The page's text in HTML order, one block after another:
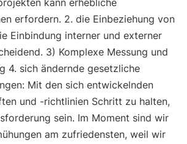
kann erhebliche
erfordern. 2. die Einbeziehung von
Einbindung interner und externer
3) Komplexe Messung und
4. sich ändernde gesetzliche
Mit den sich entwickelnden
und -richtlinien Schritt zu halten,
sein. Im Moment sind wir
am zufriedensten, weil wir